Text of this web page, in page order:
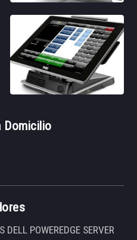
Domicilio
DELL POWEREDGE SERVER